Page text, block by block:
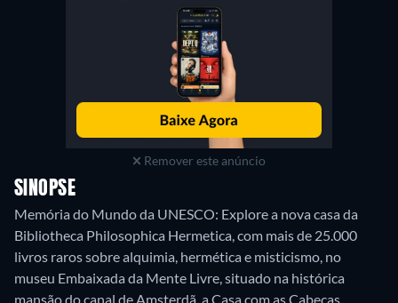
Remover este anúncio
SINOPSE
Memória do Mundo da UNESCO: Explore a nova casa da
Bibliotheca Philosophica Hermetica, com mais de 25.000
livros raros sobre alquimia, hermética e misticismo, no
museu Embaixada da Mente Livre, situado na histórica
mansão do canal de Amsterdã, a Casa com as Cabeças.